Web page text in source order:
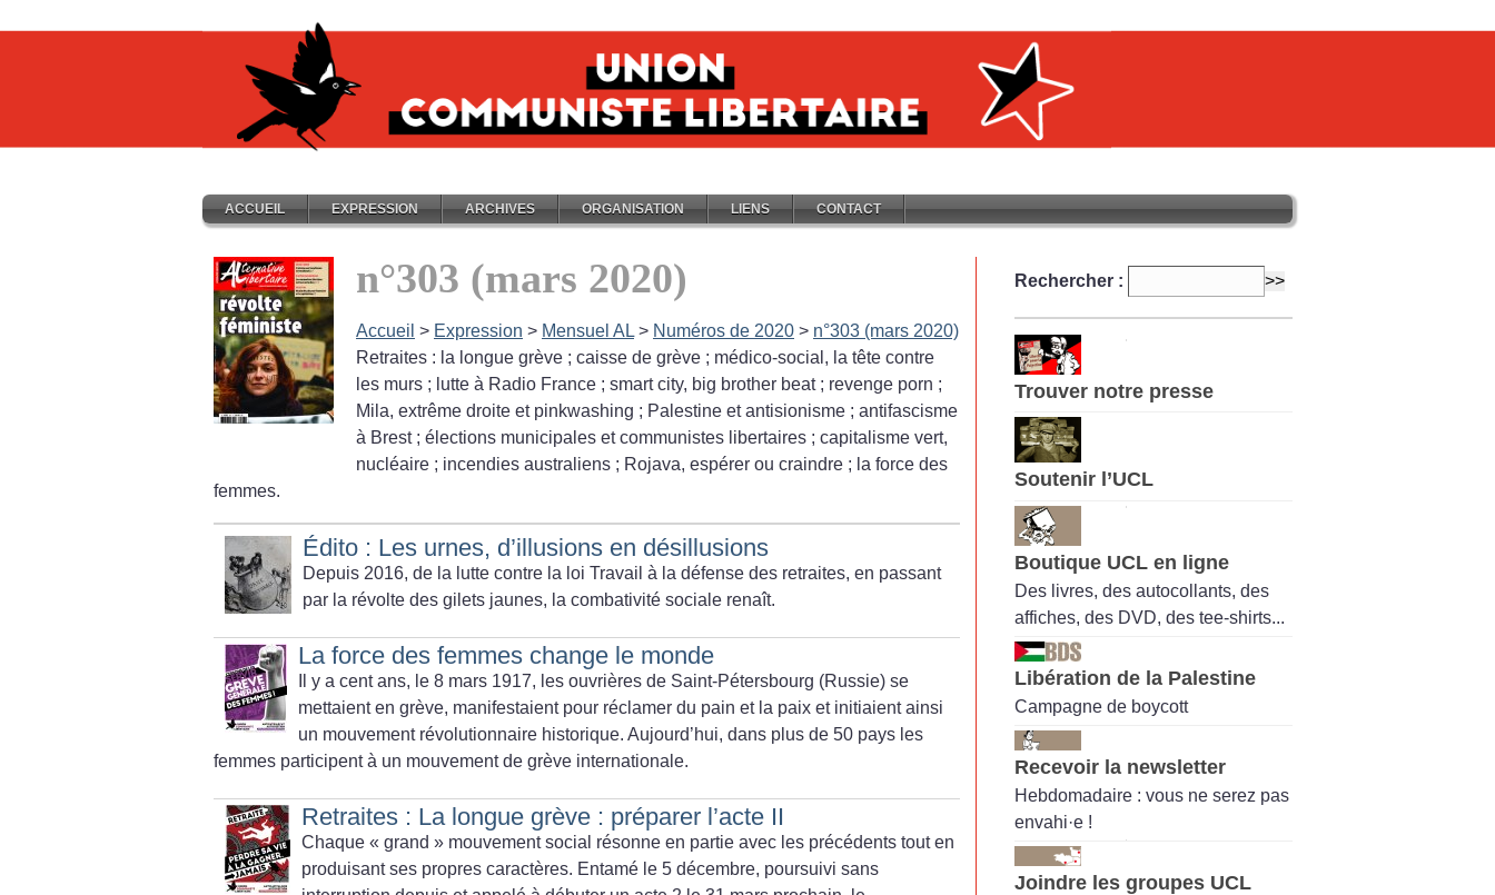
ACCUEIL EXPRESSION ARCHIVES ORGANISATION LIENS CONTACT
n°303 (mars 2020)
Accueil > Expression > Mensuel AL > Numéros de 2020 > n°303 (mars 2020)
Retraites : la longue grève ; caisse de grève ; médico-social, la tête contre
les murs ; lutte à Radio France ; smart city, big brother beat ; revenge porn ;
Mila, extrême droite et pinkwashing ; Palestine et antisionisme ; antifascisme
à Brest ; élections municipales et communistes libertaires ; capitalisme vert,
nucléaire ; incendies australiens ; Rojava, espérer ou craindre ; la force des
femmes.
Édito : Les urnes, d’illusions en désillusions
Depuis 2016, de la lutte contre la loi Travail à la défense des retraites, en passant
par la révolte des gilets jaunes, la combativité sociale renaît.
La force des femmes change le monde
Il y a cent ans, le 8 mars 1917, les ouvrières de Saint-Pétersbourg (Russie) se
mettaient en grève, manifestaient pour réclamer du pain et la paix et initiaient ainsi
un mouvement révolutionnaire historique. Aujourd’hui, dans plus de 50 pays les
femmes participent à un mouvement de grève internationale.
Retraites : La longue grève : préparer l’acte II
Chaque « grand » mouvement social résonne en partie avec les précédents tout en
produisant ses propres caractères. Entamé le 5 décembre, poursuivi sans
Rechercher :
Trouver notre presse
Soutenir l’UCL
Boutique UCL en ligne
Des livres, des autocollants, des
affiches, des DVD, des tee-shirts...
Libération de la Palestine
Campagne de boycott
Recevoir la newsletter
Hebdomadaire : vous ne serez pas
envahi·e !
Joindre les groupes UCL